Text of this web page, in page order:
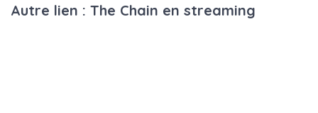
captions
Autre lien : The Chain en streaming